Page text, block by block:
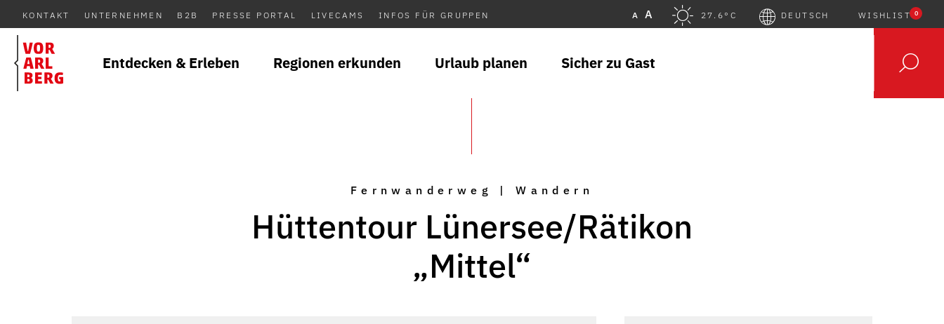
KONTAKT UNTERNEHMEN B2B PRESSE PORTAL LIVECAMS INFOS FÜR GRUPPEN A A 27.6°C DEUTSCH WISHLIST 0
Entdecken & Erleben Regionen erkunden Urlaub planen Sicher zu Gast
Fernwanderweg | Wandern
Hüttentour Lünersee/Rätikon
„Mittel“